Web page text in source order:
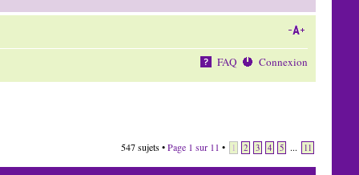
FAQ Connexion
547 sujets •Page 1 sur 11 • 1 2 3 4 5 ... 11